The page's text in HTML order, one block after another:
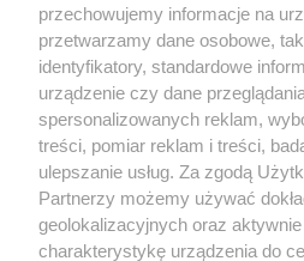
Kultura
X Facebook
przechowujemy informacje na
przetwarzamy dane osobowe,
identyfikatory, standardowe
urządzenie czy dane
spersonalizowanych reklam,
treści, pomiar reklam i treści,
ulepszanie usług. Za zgodą
Partnerzy możemy używać
geolokalizacyjnych oraz
charakterystykę urządzenia do